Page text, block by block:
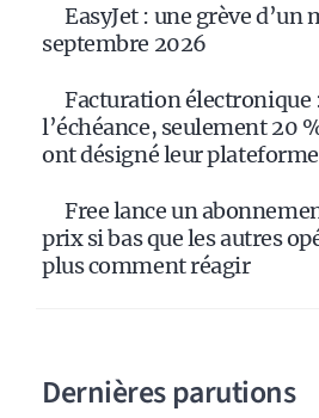
EasyJet : une grève d’un
septembre 2026
Facturation électronique
l’échéance, seulement 20
ont désigné leur plateforme
Free lance un
prix si bas que les autres
plus comment réagir
Dernières parutions